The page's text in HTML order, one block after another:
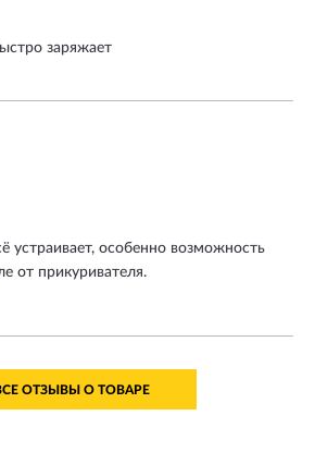
заряжает
устраивает, особенно возможность
от прикуривателя.
ОТЗЫВЫ О ТОВАРЕ